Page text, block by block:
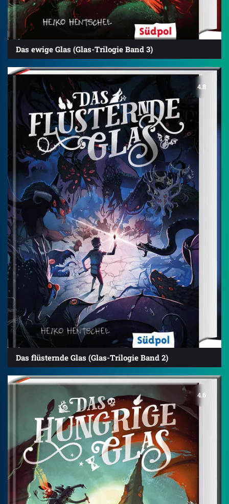
Das ewige Glas (Glas-Trilogie Band 3)
4.8
Das flüsternde Glas (Glas-Trilogie Band 2)
4.6